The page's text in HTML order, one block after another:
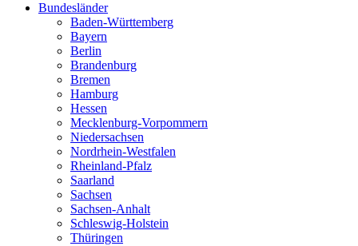
Bundesländer
Baden-Württemberg
Bayern
Berlin
Brandenburg
Bremen
Hamburg
Hessen
Mecklenburg-Vorpommern
Niedersachsen
Nordrhein-Westfalen
Rheinland-Pfalz
Saarland
Sachsen
Sachsen-Anhalt
Schleswig-Holstein
Thüringen